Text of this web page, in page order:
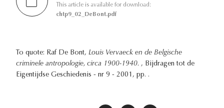
This article is available for download:
chtp9_02_DeBont.pdf
To quote: Raf De Bont, Louis Vervaeck en de Belgische
criminele antropologie, circa 1900-1940. , Bijdragen tot de
Eigentijdse Geschiedenis - nr 9 - 2001, pp. .